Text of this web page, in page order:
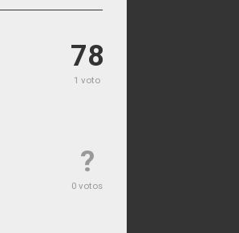
78
1 voto
?
0 votos